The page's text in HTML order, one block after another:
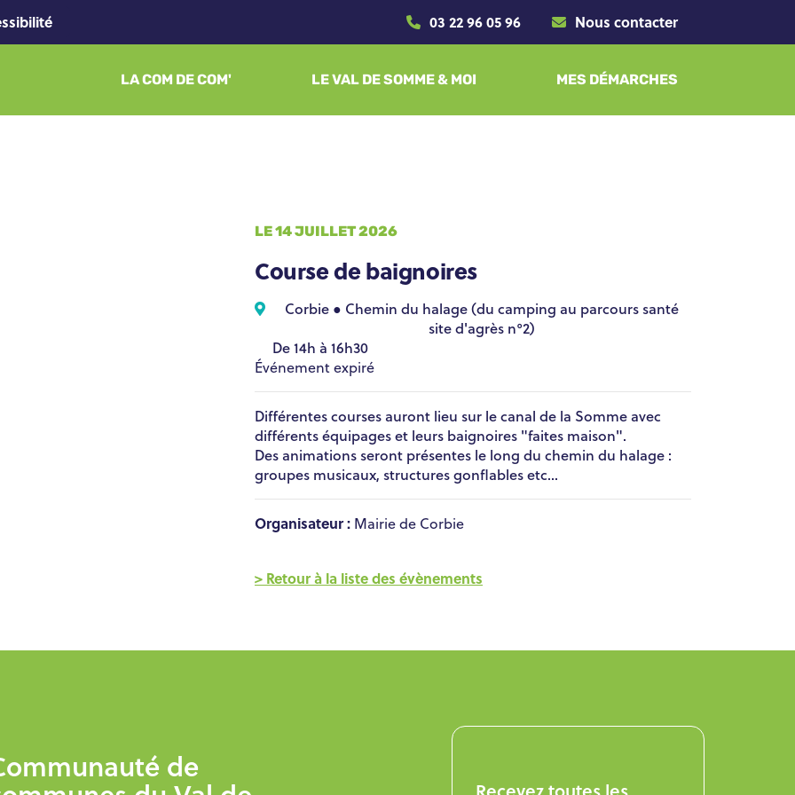
03 22 96 05 96 Nous contacter
LA COM DE COM' LE VAL DE SOMME & MOI MES DÉMARCHES
LE 14 JUILLET 2026
Course de baignoires
Corbie ● Chemin du halage (du camping au parcours santé
site d'agrès n°2)
De 14h à 16h30
Événement expiré
Différentes courses auront lieu sur le canal de la Somme avec
différents équipages et leurs baignoires "faites maison".
Des animations seront présentes le long du chemin du halage :
groupes musicaux, structures gonflables etc...
Organisateur : Mairie de Corbie
> Retour à la liste des évènements
de